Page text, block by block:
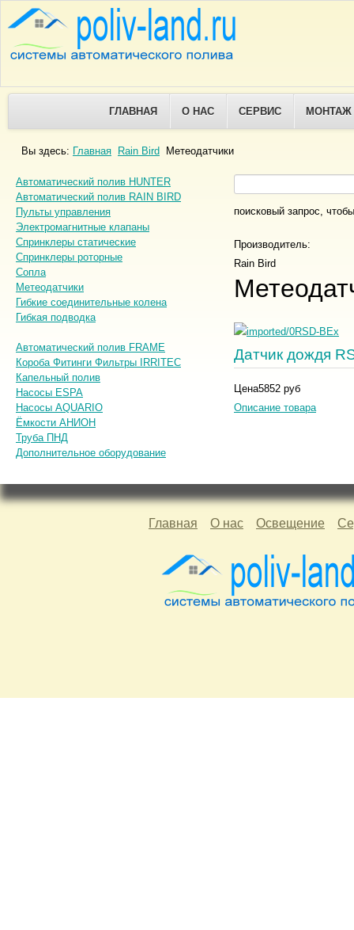
ГЛАВНАЯ О НАС СЕРВИС МОНТАЖ
Вы здесь: Главная Rain Bird Метеодатчики
Автоматический полив HUNTER
Автоматический полив RAIN BIRD
Пульты управления
Электромагнитные клапаны
Спринклеры статические
Спринклеры роторные
Сопла
Метеодатчики
Гибкие соединительные колена
Гибкая подводка
Автоматический полив FRAME
Короба Фитинги Фильтры IRRITEC
Капельный полив
Насосы ESPA
Насосы AQUARIO
Ёмкости АНИОН
Труба ПНД
Дополнительное оборудование
поисковый запрос,
Производитель:
Rain Bird
Датчик дождя
Цена5852 руб
Описание товара
Главная О нас Освещение